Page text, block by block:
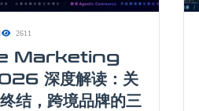
2611
Marketing
深度解读：关
结，跨境品牌的三